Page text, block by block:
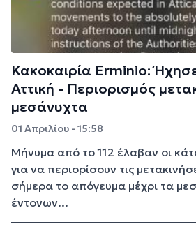
Κακοκαιρία Erminio:
Αττική - Περιορισμός
μεσάνυχτα
01 Απριλίου - 15:58
Μήνυμα από το 112 έλαβαν οι
για να περιορίσουν τις
σήμερα το απόγευμα μέχρι τα
έντονων...